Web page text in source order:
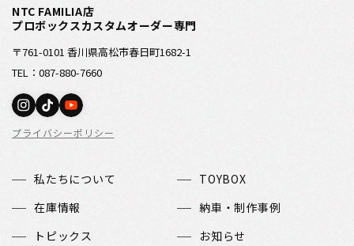
NTC FAMILIA店
プロボックスカスタムオーダー専門
〒761-0101 香川県高松市春日町1682-1
TEL：087-880-7660
プライバシーポリシー
私たちについて
TOYBOX
在庫情報
納車・制作事例
トピックス
お知らせ